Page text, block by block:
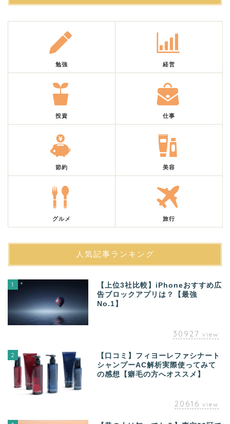
勉強 経営
投資 仕事
節約 美容
グルメ 旅行
人気記事ランキング
1
【上位3社比較】iPhoneおすすめ広
告ブロックアプリは？【最強
No.1】
30927 view
2
【口コミ】フィヨーレファシナート
シャンプーAC解析実際使ってみて
の感想【癖毛の方へオススメ】
20616 view